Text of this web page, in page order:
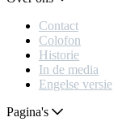
Contact
Colofon
Historie
In de media
Engelse versie
Pagina's